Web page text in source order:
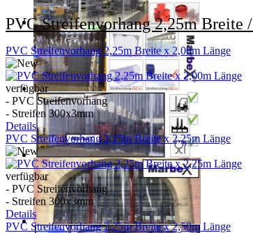
PVC Streifenvorhang 2,25m Breite
PVC Streifenvorhang 2,25m Breite x 2,00m Länge
verfügbar
- PVC Streifenvorhang
- Streifen 300x3mm
Details
PVC Streifenvorhang 2,25m Breite x 2,25m Länge
verfügbar
- PVC Streifenvorhang
- Streifen 300x3mm
Details
PVC Streifenvorhang 2,25m Breite x 2,50m Länge